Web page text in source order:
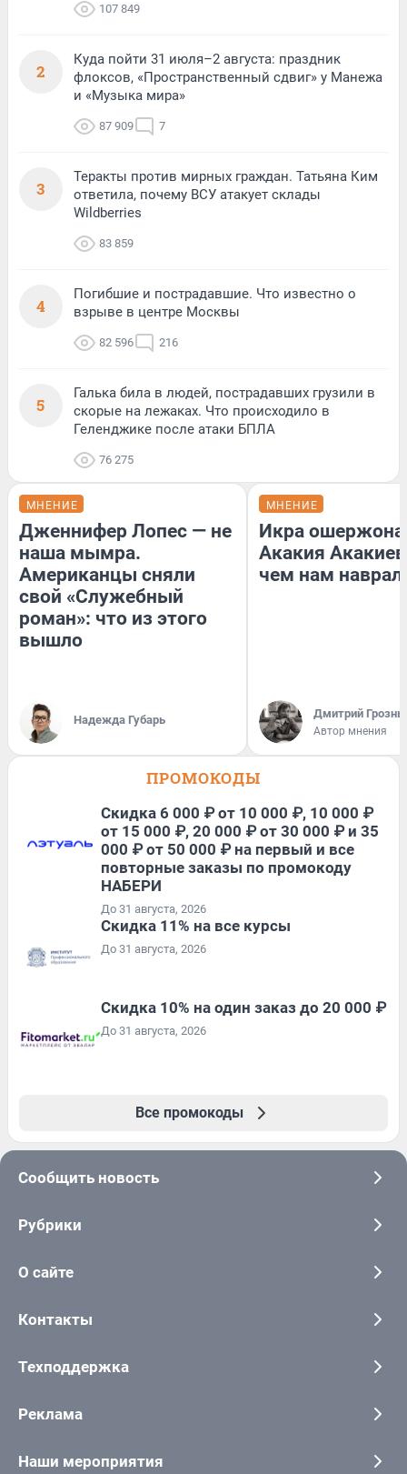
107 849
2
Куда пойти 31 июля–2 августа: праздник
флоксов, «Пространственный сдвиг» у Манежа
и «Музыка мира»
87 909 7
3
Теракты против мирных граждан. Татьяна Ким
ответила, почему ВСУ атакует склады
Wildberries
83 859
4
Погибшие и пострадавшие. Что известно о
взрыве в центре Москвы
82 596 216
5
Галька била в людей, пострадавших грузили в
скорые на лежаках. Что происходило в
Геленджике после атаки БПЛА
76 275
МНЕНИЕ
Дженнифер Лопес — не
наша мымра.
Американцы сняли
свой «Служебный
роман»: что из этого
вышло
Надежда Губарь
МНЕНИЕ
Икра
Акакия
чем нам
Дмитрий
Автор мнения
ПРОМОКОДЫ
Скидка 6 000 ₽ от 10 000 ₽, 10 000 ₽
от 15 000 ₽, 20 000 ₽ от 30 000 ₽ и 35
000 ₽ от 50 000 ₽ на первый и все
повторные заказы по промокоду
НАБЕРИ
До 31 августа, 2026
Скидка 11% на все курсы
До 31 августа, 2026
Скидка 10% на один заказ до 20 000 ₽
До 31 августа, 2026
Все промокоды
Сообщить новость
Рубрики
О сайте
Контакты
Техподдержка
Реклама
Наши мероприятия